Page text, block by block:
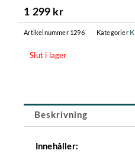
1 299 kr
Artikelnummer 1296 Kategorier
Slut i lager
Beskrivning
Innehåller: